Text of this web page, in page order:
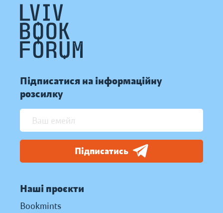
Підписатися на інформаційну
розсилку
Підписатись
Наші проєкти
Bookmints